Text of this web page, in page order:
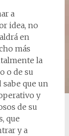
a
idea, no
en
más
la
o de su
sabe que un
y
de su
que
y a